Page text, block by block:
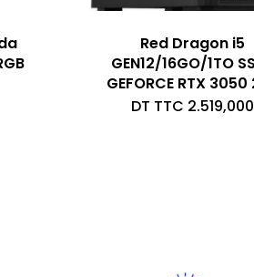
Red Dragon i5
GEN12/16GO/1TO
GEFORCE RTX 3050
DT TTC 2.519,000